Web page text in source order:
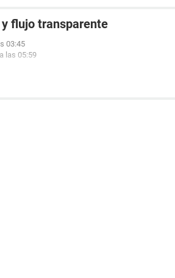
flujo transparente
03:45
las 05:59